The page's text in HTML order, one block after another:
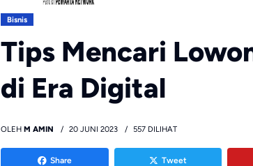
Bisnis
Tips Mencari
di Era Digital
OLEH M AMIN 20 JUNI 2023 557 DILIHAT
Share Tweet